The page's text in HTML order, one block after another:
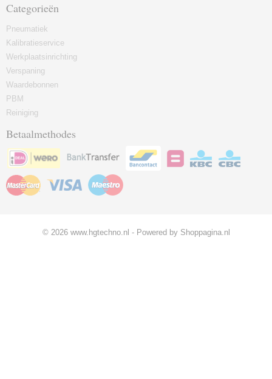
Categorieën
Pneumatiek
Kalibratieservice
Werkplaatsinrichting
Verspaning
Waardebonnen
PBM
Reiniging
Betaalmethodes
© 2026 www.hgtechno.nl - Powered by Shoppagina.nl